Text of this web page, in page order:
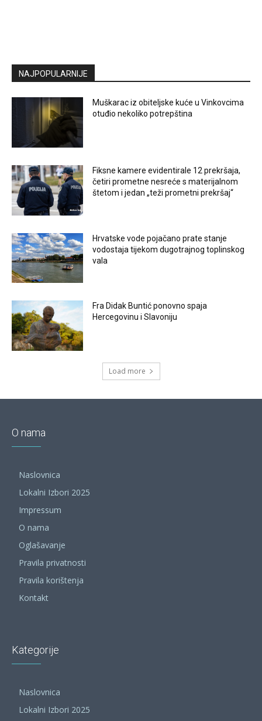
NAJPOPULARNIJE
Muškarac iz obiteljske kuće u Vinkovcima
otuđio nekoliko potrepština
Fiksne kamere evidentirale 12 prekršaja,
četiri prometne nesreće s materijalnom
štetom i jedan „teži prometni prekršaj“
Hrvatske vode pojačano prate stanje
vodostaja tijekom dugotrajnog toplinskog
vala
Fra Didak Buntić ponovno spaja
Hercegovinu i Slavoniju
Load more
O nama
Naslovnica
Lokalni Izbori 2025
Impressum
O nama
Oglašavanje
Pravila privatnosti
Pravila korištenja
Kontakt
Kategorije
Naslovnica
Lokalni Izbori 2025